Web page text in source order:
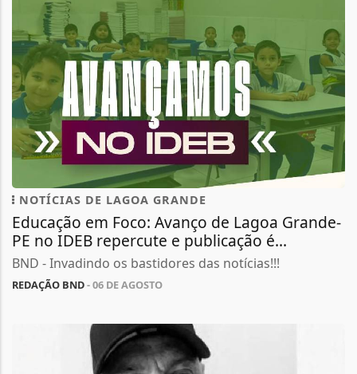
NOTÍCIAS DE LAGOA GRANDE
Educação em Foco: Avanço de Lagoa Grande-
PE no IDEB repercute e publicação é...
BND - Invadindo os bastidores das notícias!!!
REDAÇÃO BND- 06 DE AGOSTO